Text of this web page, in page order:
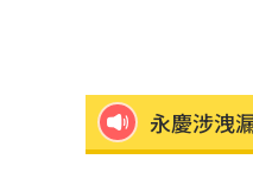
永慶涉洩